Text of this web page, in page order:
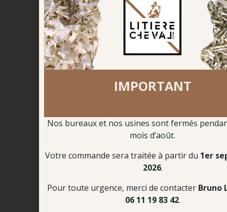
Paiement sécurisé
4 X sans frais
Commandez votre litière
7J/7 – 24H/24
Etude personnalisée
IMPORTANT
Nos bureaux et nos usines sont fermés
mois d’août.
Votre commande sera traitée à partir du 1er
2026.
Pour toute urgence, merci de contacter Bruno
06 11 19 83 42.